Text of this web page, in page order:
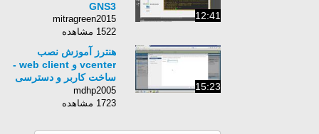
12:41
GNS3
mitragreen2015
1522 مشاهده
15:23
هنترز آموزش نصب
vcenter و web client -
ساخت کاربر و دسترسی
دادن به یوزر
mdhp2005
1723 مشاهده